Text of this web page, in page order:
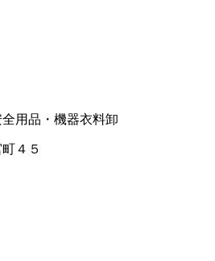
全用品・機器衣料卸
４５